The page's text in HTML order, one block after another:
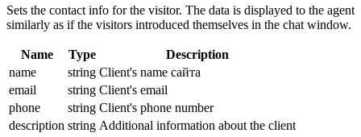
Sets the contact info for the visitor. The data is displayed to the agent
similarly as if the visitors introduced themselves in the chat window.
Name Type
Description
name
string Client's name сайта
email
string Client's email
phone
string Client's phone number
description string Additional information about the client